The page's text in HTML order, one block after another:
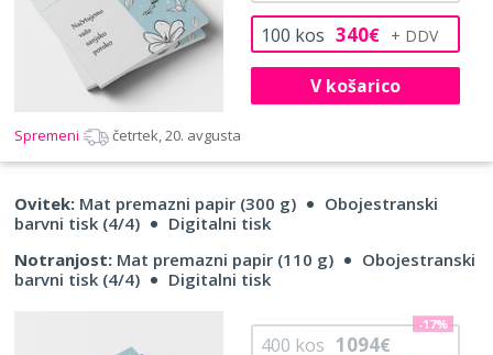
100 kos 340€
V košarico
Spremeni četrtek, 20. avgusta
Ovitek: Mat premazni papir (300 g)
Obojestranski
barvni tisk (4/4)
Digitalni tisk
Notranjost: Mat premazni papir (110 g)
Obojestranski
barvni tisk (4/4)
Digitalni tisk
400 kos 1094€
-17%